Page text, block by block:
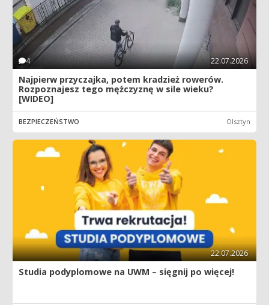
4 22.07.2026
Najpierw przyczajka, potem kradzież rowerów.
Rozpoznajesz tego mężczyznę w sile wieku?
[WIDEO]
BEZPIECZEŃSTWO Olsztyn
22.07.2026
Studia podyplomowe na UWM – sięgnij po więcej!